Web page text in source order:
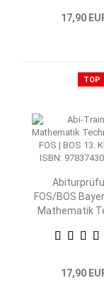
17,90
TOP
FOS/BOS
Mathematik
17,90